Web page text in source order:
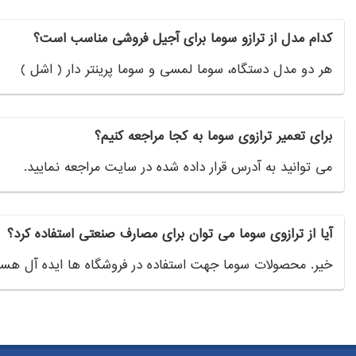
کدام مدل از ترازو سوما برای آجیل فروشی مناسب است؟
هر دو مدل دستگاه، سوما لمسی و سوما پرینتر دار ( اشل )
برای تعمیر ترازوی سوما به کجا مراجعه کنیم؟
می توانید به آدرس قرار داده شده در سایت مراجعه نمایید.
آیا از ترازوی سوما می توان برای مصارف صنعتی استفاده کرد؟
خیر. محصولات سوما جهت استفاده در فروشگاه ها ایده آل